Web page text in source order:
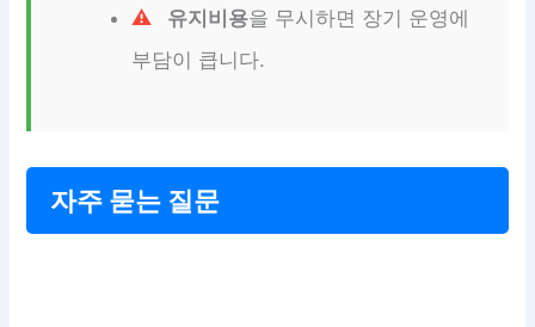
유지비용을 무시하면 장기 운영에
부담이 큽니다.
자주 묻는 질문